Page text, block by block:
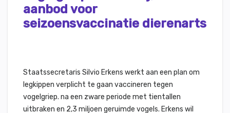
aanbod voor
seizoensvaccinatie dierenarts
Staatssecretaris Silvio Erkens werkt aan een plan om
legkippen verplicht te gaan vaccineren tegen
vogelgriep. na een zware periode met tientallen
uitbraken en 2,3 miljoen geruimde vogels. Erkens wil